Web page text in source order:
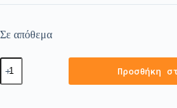
Σε απόθεμα
Προσθήκη